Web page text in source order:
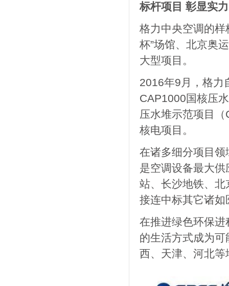
标杆项目 彰显实力
格力中央空调的样
杯”场馆、北京奥
大型项目。
2016年9月，格力
CAP1000国核压
压水堆示范项目
核电项目。
在诸多细分项目
是空调设备最大
站、长沙地铁、
接连中标其它诸
在推进绿色环保
的生活方式成为
西、天津、河北等